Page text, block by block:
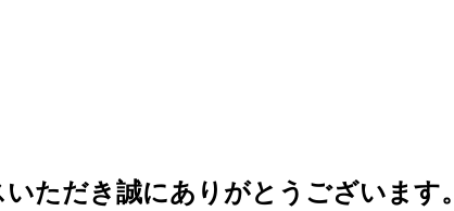
ただき誠にありがとうございます。